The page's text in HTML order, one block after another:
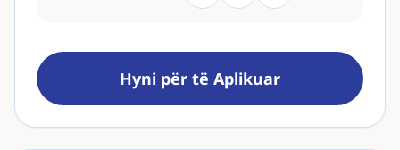
Hyni për të Aplikuar